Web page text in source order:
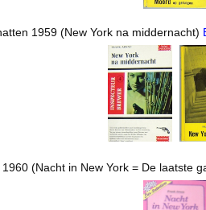
1959 (New York na middernacht)
(Nacht in New York = De laatste